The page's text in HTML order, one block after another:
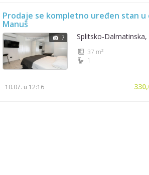
Prodaje se kompletno uređen stan u
Manuš
7 Splitsko-Dalmatinska,
37 m²
1
10.07. u 12:16